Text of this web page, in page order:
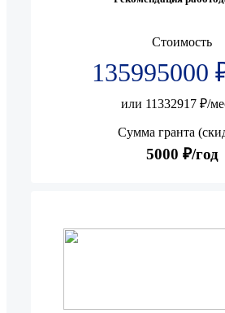
Стоимость
135995000
или 11332917 ₽/
Сумма гранта
5000 ₽/год